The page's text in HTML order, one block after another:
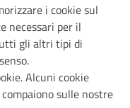
i cookie sul
necessari per il
gli altri tipi di
Alcuni cookie
sulle nostre